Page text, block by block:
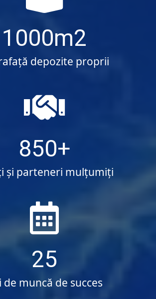
1000
depozite proprii
850
și parteneri mulțumiți
25
de muncă de succes